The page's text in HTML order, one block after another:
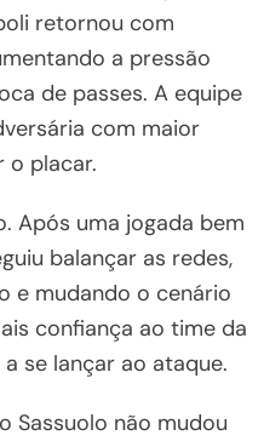
retornou com
a pressão
de passes. A equipe
com maior
o placar.
Após uma jogada bem
balançar as redes,
e mudando o cenário
confiança ao time da
se lançar ao ataque.
Sassuolo não mudou